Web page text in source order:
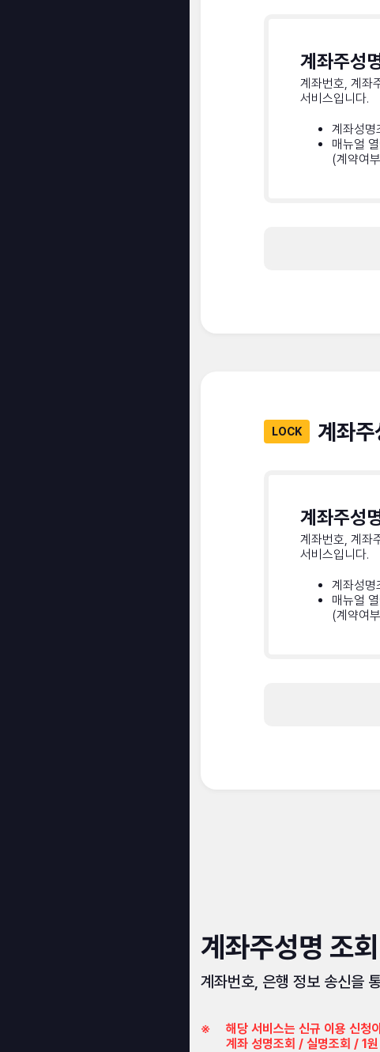
계좌주성
계좌번호, 계좌
서비스입니다.
계좌성명
매뉴얼
(계약여
LOCK 계좌
계좌주성
계좌번호, 계좌
서비스입니다.
계좌성명
매뉴얼
(계약여
계좌주성명 조회
계좌번호, 은행 정보 송신을
※	해당 서비스는 신규 이용 신청이 종료되었습니다. 기존 이용중인 가맹점만 하기 로그인 후 가이드 확인이 가능하며,